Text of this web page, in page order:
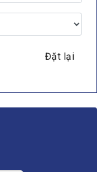
Đặt lại